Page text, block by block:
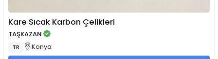
Kare Sıcak Karbon Çelikleri
TAŞKAZAN
TR Konya